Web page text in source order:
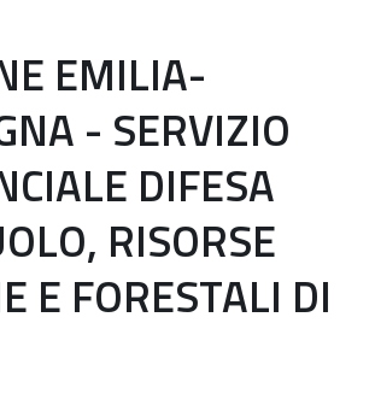
EMILIA-
- SERVIZIO
DIFESA
RISORSE
E FORESTALI DI